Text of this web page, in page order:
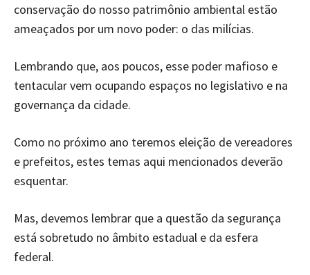
conservação do nosso patrimônio ambiental estão
ameaçados por um novo poder: o das milícias.
Lembrando que, aos poucos, esse poder mafioso e
tentacular vem ocupando espaços no legislativo e na
governança da cidade.
Como no próximo ano teremos eleição de vereadores
e prefeitos, estes temas aqui mencionados deverão
esquentar.
Mas, devemos lembrar que a questão da segurança
está sobretudo no âmbito estadual e da esfera
federal.